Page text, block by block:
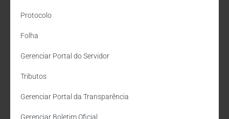
Protocolo
Folha
Gerenciar Portal do Servidor
Tributos
Gerenciar Portal da Transparência
Gerenciar Boletim Oficial